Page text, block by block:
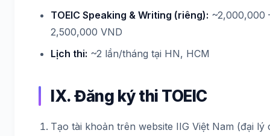
TOEIC Speaking & Writing (riêng): ~2,000,000
2,500,000 VND
Lịch thi: ~2 lần/tháng tại HN, HCM
IX. Đăng ký thi TOEIC
Tạo tài khoản trên website IIG Việt Nam (đại lý